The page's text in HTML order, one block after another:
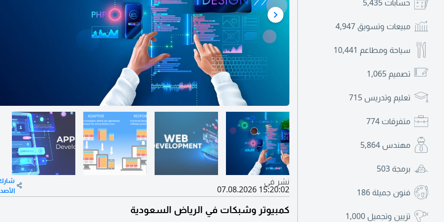
حسابات 5,435
مبيعات وتسويق 4,947
سياحة ومطاعم 10,441
تصميم 1,065
تعليم وتدريس 715
متفرقات 774
مهندس 5,864
برمجة 503
فنون جميلة 186
تزيين وتجميل 1,000
نشر في
07.08.2026 15:20:02
كمبيوتر وشبكات في الرياض السعودية